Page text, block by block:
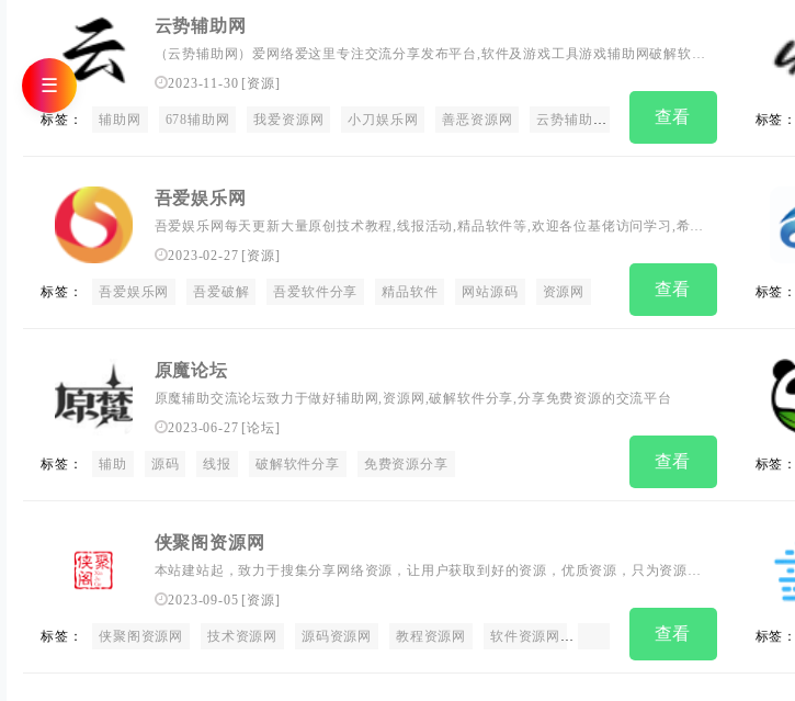
云势辅助网
（云势辅助网）爱网络爱这里专注交流分享发布平台,软件及游戏工具游戏辅助网破解软件
分享,最全面的免费辅助外挂资源平台!
2023-11-30 [资源]
标签： 辅助网 678辅助网 我爱资源网 小刀娱乐网 善恶资源网 云势辅助网 真牛论坛 小黑资源网
查看 标签：
吾爱娱乐网
吾爱娱乐网每天更新大量原创技术教程,线报活动,精品软件等,欢迎各位基佬访问学习,希望
给QQ爱好者们带来一个绿色温馨快乐的学习家园。
2023-02-27 [资源]
标签： 吾爱娱乐网 吾爱破解 吾爱软件分享 精品软件 网站源码 资源网 查看 标签：
原魔论坛
原魔辅助交流论坛致力于做好辅助网,资源网,破解软件分享,分享免费资源的交流平台
2023-06-27 [论坛]
标签： 辅助 源码 线报 破解软件分享 免费资源分享 查看 标签：
侠聚阁资源网
本站建站起，致力于搜集分享网络资源，让用户获取到好的资源，优质资源，只为资源共
享，我们一直在努力…
2023-09-05 [资源]
标签： 侠聚阁资源网 技术资源网 源码资源网 教程资源网 软件资源网 免费资源网 破解软件资源网
查看 标签：
☰